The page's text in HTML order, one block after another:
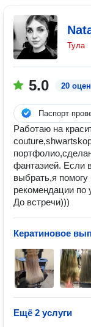
Тула
5.0 20
Паспорт
Работаю на
фантазией. Если
выбрать,я
рекомендации по
До встречи)))
Кератиновое
Ещё 2 услуги